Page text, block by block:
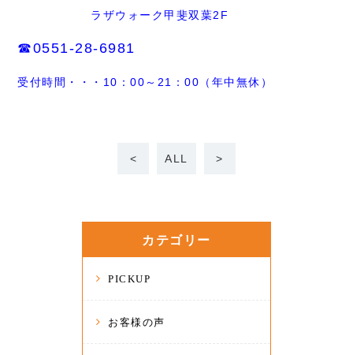
ラザウォーク甲斐双葉2F
☎0551-28-6981
受付時間・・・10：00～21：00（年中無休）
< ALL >
カテゴリー
PICKUP
お客様の声